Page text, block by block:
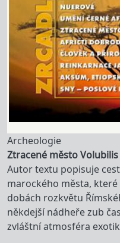
Archeologie
Ztracené město Volubilis
Autor textu popisuje
marockého města,
dobách rozkvětu
někdejší nádheře zub
zvláštní atmosféra